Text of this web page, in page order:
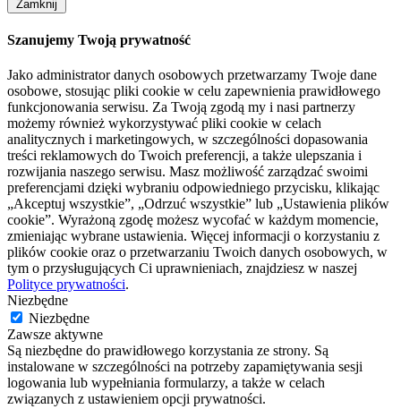
Zamknij
Szanujemy Twoją prywatność
Jako administrator danych osobowych przetwarzamy Twoje dane
osobowe, stosując pliki cookie w celu zapewnienia prawidłowego
funkcjonowania serwisu. Za Twoją zgodą my i nasi partnerzy
możemy również wykorzystywać pliki cookie w celach
analitycznych i marketingowych, w szczególności dopasowania
treści reklamowych do Twoich preferencji, a także ulepszania i
rozwijania naszego serwisu. Masz możliwość zarządzać swoimi
preferencjami dzięki wybraniu odpowiedniego przycisku, klikając
„Akceptuj wszystkie”, „Odrzuć wszystkie” lub „Ustawienia plików
cookie”. Wyrażoną zgodę możesz wycofać w każdym momencie,
zmieniając wybrane ustawienia. Więcej informacji o korzystaniu z
plików cookie oraz o przetwarzaniu Twoich danych osobowych, w
tym o przysługujących Ci uprawnieniach, znajdziesz w naszej
Polityce prywatności.
Niezbędne
Niezbędne
Zawsze aktywne
Są niezbędne do prawidłowego korzystania ze strony. Są
instalowane w szczególności na potrzeby zapamiętywania sesji
logowania lub wypełniania formularzy, a także w celach
związanych z ustawieniem opcji prywatności.